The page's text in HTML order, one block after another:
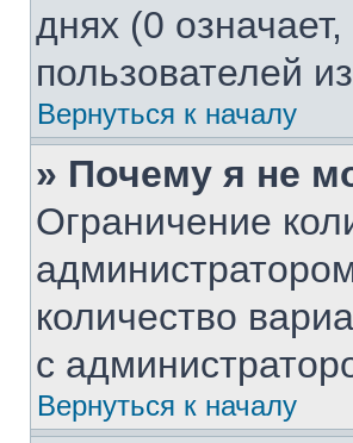
днях (0
пользователей
Вернуться к началу
» Почему я не
Ограничение
количество
с
Вернуться к началу